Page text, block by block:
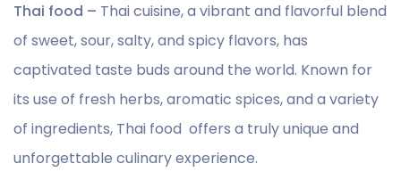
Thai food – Thai cuisine, a vibrant and flavorful blend
of sweet, sour, salty, and spicy flavors, has
captivated taste buds around the world. Known for
its use of fresh herbs, aromatic spices, and a variety
of ingredients, Thai food offers a truly unique and
unforgettable culinary experience.